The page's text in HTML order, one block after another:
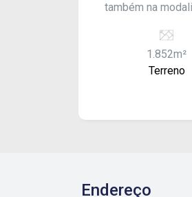
também na
1.852m²
Terreno
Endereço